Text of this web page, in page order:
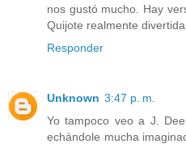
nos gustó mucho. Hay
Quijote realmente
Responder
Unknown 3:47 p. m.
Yo tampoco veo a J.
echándole mucha